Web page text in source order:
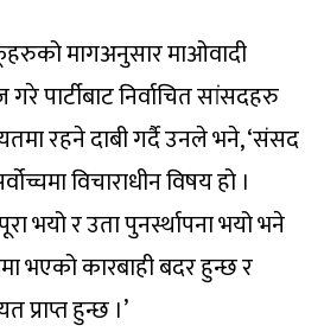
मागअनुसार माओवादी
पार्टीबाट निर्वाचित सांसदहरु
रहने दाबी गर्दै उनले भने, ‘संसद
विचाराधीन विषय हो ।
भयो र उता पुनर्स्थापना भयो भने
भएको कारबाही बदर हुन्छ र
प्राप्त हुन्छ ।’